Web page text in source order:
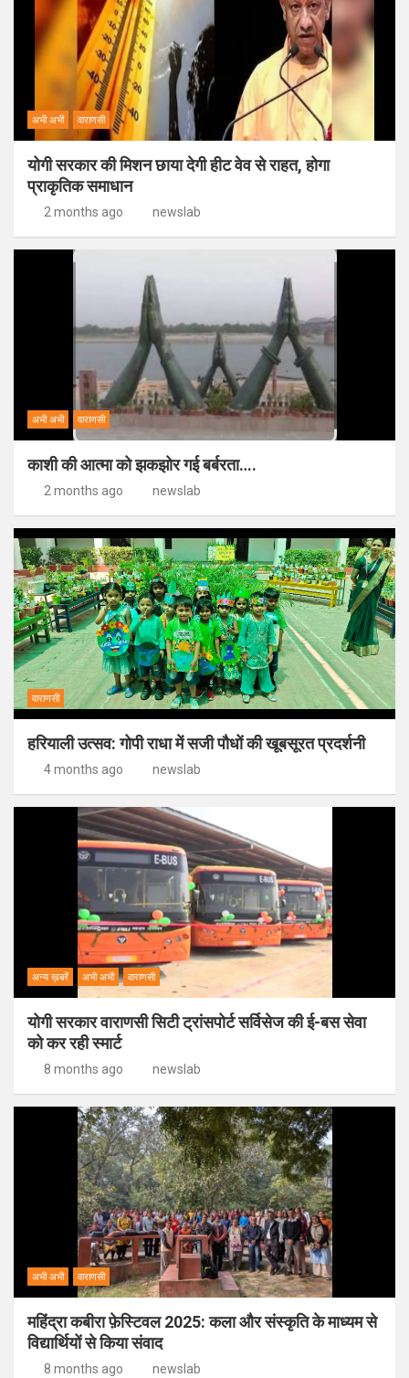
अभी अभी वाराणसी
योगी सरकार की मिशन छाया देगी हीट वेव से राहत, होगा
प्राकृतिक समाधान
2 months ago newslab
अभी अभी वाराणसी
काशी की आत्मा को झकझोर गई बर्बरता….
2 months ago newslab
वाराणसी
हरियाली उत्सव: गोपी राधा में सजी पौधों की खूबसूरत प्रदर्शनी
4 months ago newslab
अन्य ख़बरें अभी अभी वाराणसी
योगी सरकार वाराणसी सिटी ट्रांसपोर्ट सर्विसेज की ई-बस सेवा
को कर रही स्मार्ट
8 months ago newslab
अभी अभी वाराणसी
महिंद्रा कबीरा फ़ेस्टिवल 2025: कला और संस्कृति के माध्यम से
विद्यार्थियों से किया संवाद
8 months ago newslab